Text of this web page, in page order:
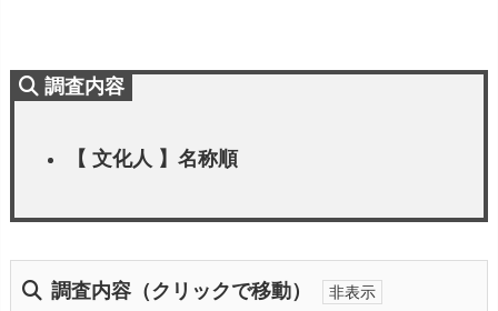
調査内容
【 文化人 】名称順
調査内容（クリックで移動）